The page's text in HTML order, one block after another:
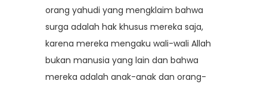
orang yahudi yang mengklaim bahwa
surga adalah hak khusus mereka saja,
karena mereka mengaku wali-wali Allah
bukan manusia yang lain dan bahwa
mereka adalah anak-anak dan orang-